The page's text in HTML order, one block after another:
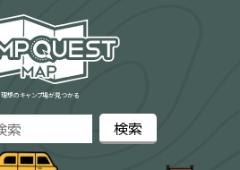
理想のキャンプ場が見つかる